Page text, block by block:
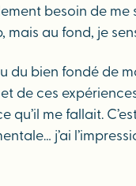
besoin de
au fond, je
du bien fondé de
ces
me fallait.
j’ai